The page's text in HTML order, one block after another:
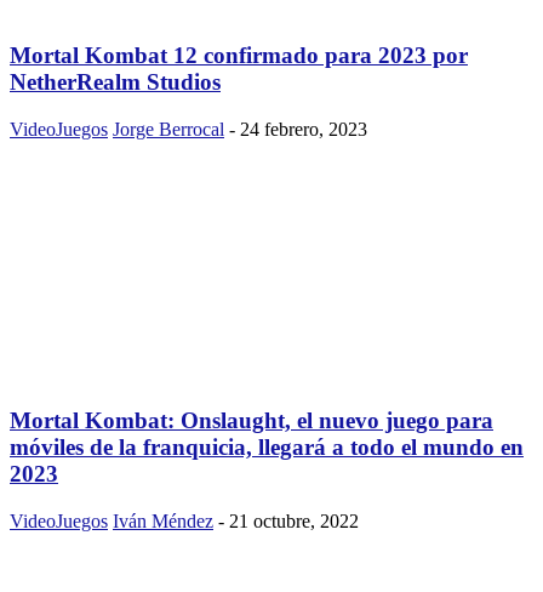
Mortal Kombat 12 confirmado para 2023 por
NetherRealm Studios
VideoJuegos Jorge Berrocal - 24 febrero, 2023
Mortal Kombat: Onslaught, el nuevo juego para
móviles de la franquicia, llegará a todo el mundo en
2023
VideoJuegos Iván Méndez - 21 octubre, 2022